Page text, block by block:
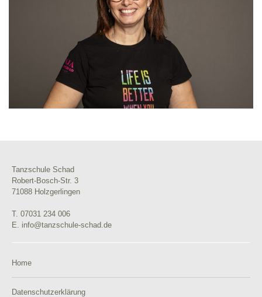
Tanzschule Schad
Robert-Bosch-Str. 3
71088 Holzgerlingen
T. 07031 234 006
E. info@tanzschule-schad.de
Home
Datenschutzerklärung